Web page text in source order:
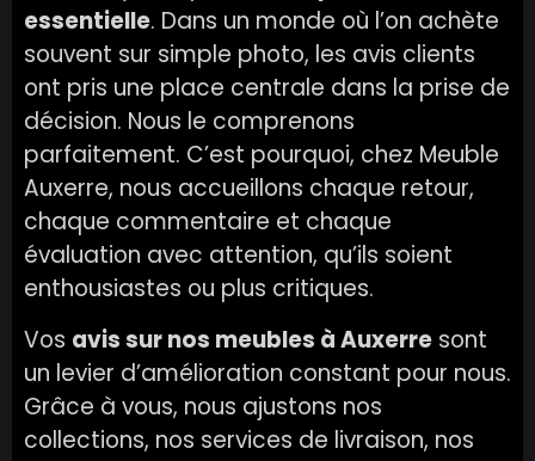
essentielle. Dans un monde où l’on achète
souvent sur simple photo, les avis clients
ont pris une place centrale dans la prise de
décision. Nous le comprenons
parfaitement. C’est pourquoi, chez Meuble
Auxerre, nous accueillons chaque retour,
chaque commentaire et chaque
évaluation avec attention, qu’ils soient
enthousiastes ou plus critiques.
Vos avis sur nos meubles à Auxerre sont
un levier d’amélioration constant pour nous.
Grâce à vous, nous ajustons nos
collections, nos services de livraison, nos